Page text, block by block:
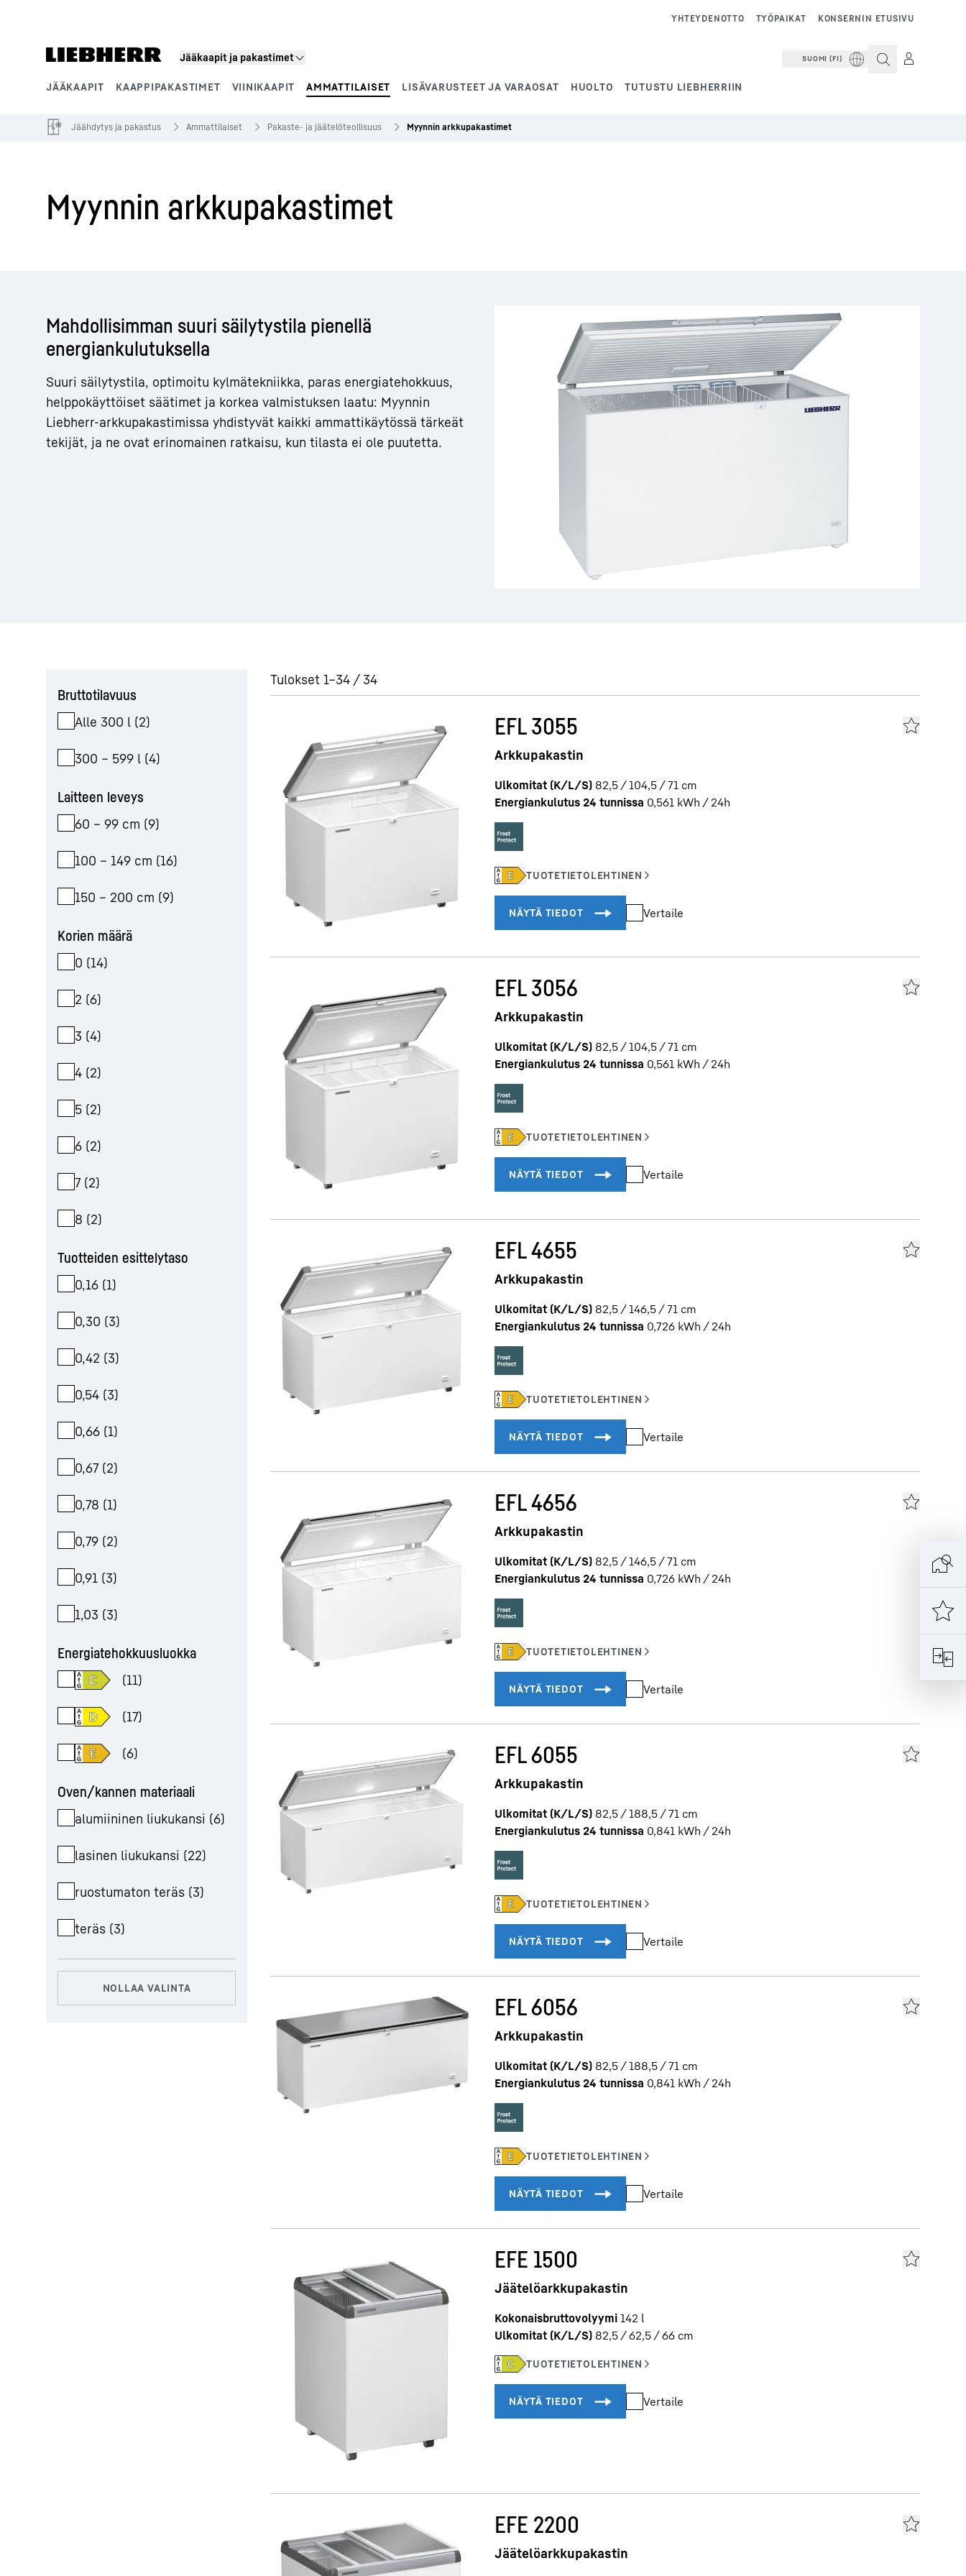
Jääkaapit ja pakastimet
JÄÄKAAPIT KAAPPIPAKASTIMET VIINIKAAPIT AMMATTILAISET LISÄVARUSTEET JA VARAOSAT HUOLTO TUTUSTU LIEBHERRIIN
KONSERNIN ETUSIVU
TYÖPAIKAT
YHTEYDENOTTO
SUOMI (FI)
Lisätietoa yhtiöstä
Jäähdytys ja pakastus Ammattilaiset Pakaste- ja jäätelöteollisuus Myynnin arkkupakastimet
Myynnin arkkupakastimet
Mahdollisimman suuri säilytystila pienellä
energiankulutuksella
Suuri säilytystila, optimoitu kylmätekniikka, paras energiatehokkuus,
helppokäyttöiset säätimet ja korkea valmistuksen laatu: Myynnin
Liebherr-arkkupakastimissa yhdistyvät kaikki ammattikäytössä tärkeät
tekijät, ja ne ovat erinomainen ratkaisu, kun tilasta ei ole puutetta.
Bruttotilavuus
Alle 300 l (2)
300 – 599 l (4)
Laitteen leveys
60 – 99 cm (9)
100 – 149 cm (16)
150 – 200 cm (9)
Korien määrä
0 (14)
2 (6)
3 (4)
4 (2)
5 (2)
6 (2)
7 (2)
8 (2)
Tuotteiden esittelytaso
0,16 (1)
0,30 (3)
0,42 (3)
0,54 (3)
0,66 (1)
0,67 (2)
0,78 (1)
0,79 (2)
0,91 (3)
1,03 (3)
Energiatehokkuusluokka
(11)
(17)
(6)
Oven/kannen materiaali
alumiininen liukukansi (6)
lasinen liukukansi (22)
ruostumaton teräs (3)
teräs (3)
Tulokset 1–34 / 34
EFL 3055
Arkkupakastin
Ulkomitat (K/L/S) 82,5 / 104,5 / 71 cm
Energiankulutus 24 tunnissa 0,561 kWh / 24h
Vertaile
EFL 3056
Arkkupakastin
Ulkomitat (K/L/S) 82,5 / 104,5 / 71 cm
Energiankulutus 24 tunnissa 0,561 kWh / 24h
Vertaile
EFL 4655
Arkkupakastin
Ulkomitat (K/L/S) 82,5 / 146,5 / 71 cm
Energiankulutus 24 tunnissa 0,726 kWh / 24h
Vertaile
EFL 4656
Arkkupakastin
Ulkomitat (K/L/S) 82,5 / 146,5 / 71 cm
Energiankulutus 24 tunnissa 0,726 kWh / 24h
Vertaile
EFL 6055
Arkkupakastin
Ulkomitat (K/L/S) 82,5 / 188,5 / 71 cm
Energiankulutus 24 tunnissa 0,841 kWh / 24h
Vertaile
EFL 6056
Arkkupakastin
Ulkomitat (K/L/S) 82,5 / 188,5 / 71 cm
Energiankulutus 24 tunnissa 0,841 kWh / 24h
Vertaile
EFE 1500
Jäätelöarkkupakastin
Kokonaisbruttovolyymi 142 l
Ulkomitat (K/L/S) 82,5 / 62,5 / 66 cm
Vertaile
EFE 2200
Jäätelöarkkupakastin